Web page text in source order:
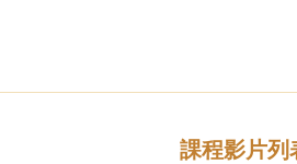
課程影片列